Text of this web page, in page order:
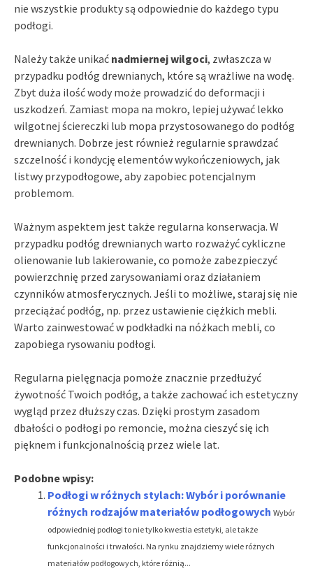
nie wszystkie produkty są odpowiednie do każdego typu
podłogi.
Należy także unikać nadmiernej wilgoci, zwłaszcza w
przypadku podłóg drewnianych, które są wrażliwe na wodę.
Zbyt duża ilość wody może prowadzić do deformacji i
uszkodzeń. Zamiast mopa na mokro, lepiej używać lekko
wilgotnej ściereczki lub mopa przystosowanego do podłóg
drewnianych. Dobrze jest również regularnie sprawdzać
szczelność i kondycję elementów wykończeniowych, jak
listwy przypodłogowe, aby zapobiec potencjalnym
problemom.
Ważnym aspektem jest także regularna konserwacja. W
przypadku podłóg drewnianych warto rozważyć cykliczne
olienowanie lub lakierowanie, co pomoże zabezpieczyć
powierzchnię przed zarysowaniami oraz działaniem
czynników atmosferycznych. Jeśli to możliwe, staraj się nie
przeciążać podłóg, np. przez ustawienie ciężkich mebli.
Warto zainwestować w podkładki na nóżkach mebli, co
zapobiega rysowaniu podłogi.
Regularna pielęgnacja pomoże znacznie przedłużyć
żywotność Twoich podłóg, a także zachować ich estetyczny
wygląd przez dłuższy czas. Dzięki prostym zasadom
dbałości o podłogi po remoncie, można cieszyć się ich
pięknem i funkcjonalnością przez wiele lat.
Podobne wpisy:
Podłogi w różnych stylach: Wybór i porównanie
różnych rodzajów materiałów podłogowych Wybór
odpowiedniej podłogi to nie tylko kwestia estetyki, ale także
funkcjonalności i trwałości. Na rynku znajdziemy wiele różnych
materiałów podłogowych, które różnią...